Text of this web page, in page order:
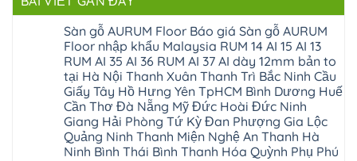
Sàn gỗ AURUM Floor Báo giá Sàn gỗ AURUM
Floor nhập khẩu Malaysia RUM 14 AI 15 AI 13
RUM AI 35 AI 36 RUM AI 37 AI dày 12mm bản to
tại Hà Nội Thanh Xuân Thanh Trì Bắc Ninh Cầu
Giấy Tây Hồ Hưng Yên TpHCM Bình Dương Huế
Cần Thơ Đà Nẵng Mỹ Đức Hoài Đức Ninh
Giang Hải Phòng Tứ Kỳ Đan Phượng Gia Lộc
Quảng Ninh Thanh Miện Nghệ An Thanh Hà
Ninh Bình Thái Bình Thanh Hóa Quỳnh Phụ Phú